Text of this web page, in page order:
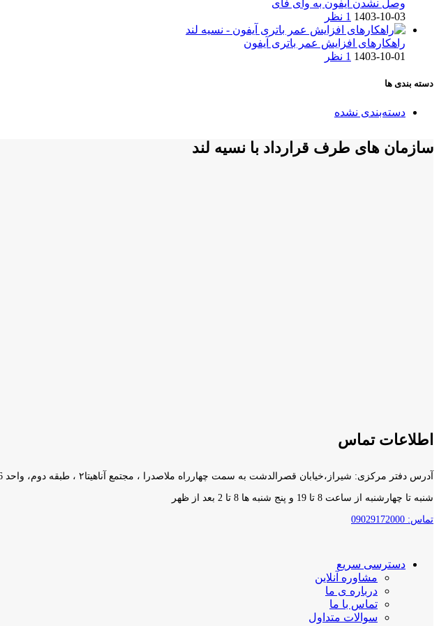
وصل نشدن آیفون به وای فای
1403-10-03 1 نظر
راهکارهای افزایش عمر باتری آیفون
1403-10-01 1 نظر
دسته بندی ها
دسته‌بندی نشده
سازمان های طرف قرارداد با نسیه لند
اطلاعات تماس
آدرس دفتر مرکزی: شیراز،خیابان قصرالدشت به سمت چهارراه ملاصدرا ، مجتمع آناهیتا۲ ، طبقه دوم، واحد 56
شنبه تا چهارشنبه از ساعت 8 تا 19 و پنج شنبه ها 8 تا 2 بعد از ظهر
تماس: 09029172000
دسترسی سریع
مشاوره آنلاین
درباره ی ما
تماس با ما
سوالات متداول